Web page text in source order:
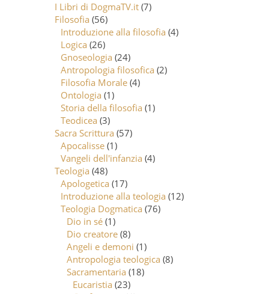
I Libri di DogmaTV.it (7)
Filosofia (56)
Introduzione alla filosofia (4)
Logica (26)
Gnoseologia (24)
Antropologia filosofica (2)
Filosofia Morale (4)
Ontologia (1)
Storia della filosofia (1)
Teodicea (3)
Sacra Scrittura (57)
Apocalisse (1)
Vangeli dell'infanzia (4)
Teologia (48)
Apologetica (17)
Introduzione alla teologia (12)
Teologia Dogmatica (76)
Dio in sé (1)
Dio creatore (8)
Angeli e demoni (1)
Antropologia teologica (8)
Sacramentaria (18)
Eucaristia (23)